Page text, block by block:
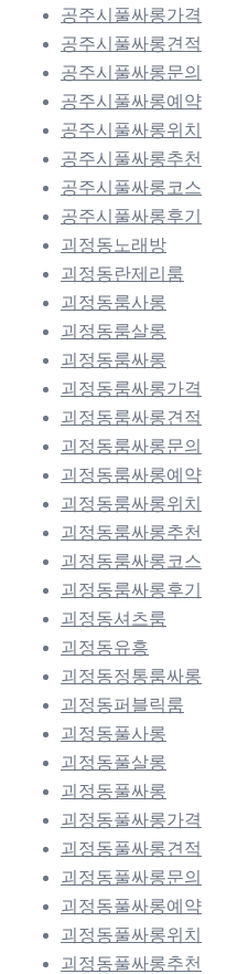
공주시풀싸롱가격
공주시풀싸롱견적
공주시풀싸롱문의
공주시풀싸롱예약
공주시풀싸롱위치
공주시풀싸롱추천
공주시풀싸롱코스
공주시풀싸롱후기
괴정동노래방
괴정동란제리룸
괴정동룸사롱
괴정동룸살롱
괴정동룸싸롱
괴정동룸싸롱가격
괴정동룸싸롱견적
괴정동룸싸롱문의
괴정동룸싸롱예약
괴정동룸싸롱위치
괴정동룸싸롱추천
괴정동룸싸롱코스
괴정동룸싸롱후기
괴정동셔츠룸
괴정동유흥
괴정동정통룸싸롱
괴정동퍼블릭룸
괴정동풀사롱
괴정동풀살롱
괴정동풀싸롱
괴정동풀싸롱가격
괴정동풀싸롱견적
괴정동풀싸롱문의
괴정동풀싸롱예약
괴정동풀싸롱위치
괴정동풀싸롱추천